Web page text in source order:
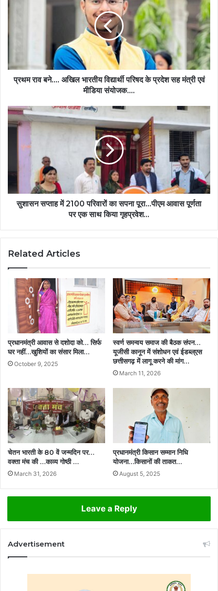
प्रथम राव बने.... अखिल भारतीय विद्यार्थी परिषद के प्रदेश सह मंत्री एवं
मीडिया संयोजक....
सुशासन सप्ताह में 2100 परिवारों का सपना पूरा...पीएम आवास पूर्णता
पर एक साथ किया गृहप्रवेश...
Related Articles
प्रधानमंत्री आवास से दशोदा को… सिर्फ
घर नहीं…खुशियों का संसार मिला…
October 9, 2025
स्वर्ण समन्वय समाज की बैठक संपन…
यूजीसी कानून में संशोधन एवं ईडब्ल्एस
छत्तीसगढ़ में लागू करने की मांग…
March 11, 2026
चेतन भारती के 80 वें जन्मदिन पर…
वक्ता मंच की …काव्य गोष्ठी …
March 31, 2026
प्रधानमंत्री किसान सम्मान निधि
योजना…किसानों की ताकत…
August 5, 2025
Leave a Reply
Advertisement